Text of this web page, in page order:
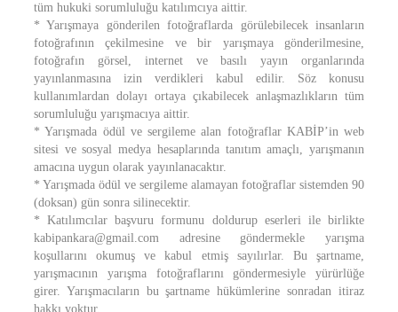
tüm hukuki sorumluluğu katılımcıya aittir.
* Yarışmaya gönderilen fotoğraflarda görülebilecek insanların
fotoğrafının çekilmesine ve bir yarışmaya gönderilmesine,
fotoğrafın görsel, internet ve basılı yayın organlarında
yayınlanmasına izin verdikleri kabul edilir. Söz konusu
kullanımlardan dolayı ortaya çıkabilecek anlaşmazlıkların tüm
sorumluluğu yarışmacıya aittir.
* Yarışmada ödül ve sergileme alan fotoğraflar KABİP’in web
sitesi ve sosyal medya hesaplarında tanıtım amaçlı, yarışmanın
amacına uygun olarak yayınlanacaktır.
* Yarışmada ödül ve sergileme alamayan fotoğraflar sistemden 90
(doksan) gün sonra silinecektir.
* Katılımcılar başvuru formunu doldurup eserleri ile birlikte
kabipankara@gmail.com adresine göndermekle yarışma
koşullarını okumuş ve kabul etmiş sayılırlar. Bu şartname,
yarışmacının yarışma fotoğraflarını göndermesiyle yürürlüğe
girer. Yarışmacıların bu şartname hükümlerine sonradan itiraz
hakkı yoktur.